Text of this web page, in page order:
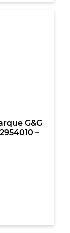
G&G
–